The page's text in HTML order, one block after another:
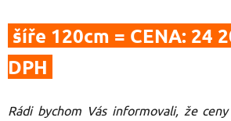
šíře 120cm = CENA: 24
DPH
Rádi bychom Vás informovali, že